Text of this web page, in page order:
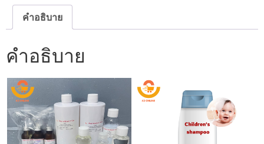
คำอธิบาย
คำอธิบาย